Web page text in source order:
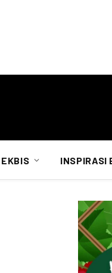
EKBIS INSPIRASI